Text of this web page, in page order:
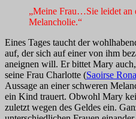
„Meine Frau…Sie leidet an
Melancholie.“
Eines Tages taucht der
auf, der sich auf einer von ihm
aneignen will. Er bittet Mary
seine Frau Charlotte (Saoirse
Aussage an einer schweren
ein Kind trauert. Obwohl Mary
zuletzt wegen des Geldes ein.